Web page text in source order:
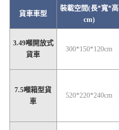
貨車車型
裝載空間(長*寬*高
cm)
3.49噸開放式
貨車
300*150*120cm
7.5噸箱型貨
車
520*220*240cm